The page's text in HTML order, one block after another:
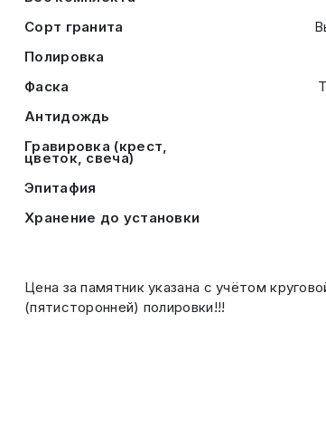
Сорт гранита
Полировка
Фаска
Антидождь
Гравировка (крест,
цветок, свеча)
Эпитафия
Хранение до установки
Цена за памятник указана с учётом
(пятисторонней) полировки!!!